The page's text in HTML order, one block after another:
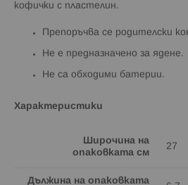
кофички с пластелин.
Препоръчва се родителски
Не е предназначено за ядене.
Не са обходими батерии.
Характеристики
Широчина на
опаковката см
27
Дължина на опаковката